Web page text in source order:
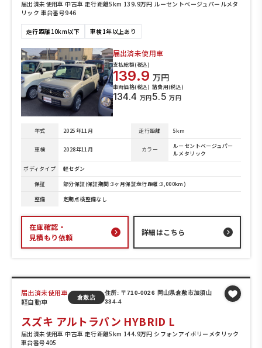
届出済未使用車 中古車 走行距離5km 139.9万円 ルーセントベージュパールメタ
リック 車台番号946
走行距離10km以下 車検1年以上あり
届出済未使用車
支払総額(税込)
139.9 万円
車両価格(税込)
134.4 万円
諸費用(税込)
5.5 万円
年式 2025年11月 走行距離 5km
車検 2028年11月 カラー
ルーセントベージュパー
ルメタリック
ボディタイプ
軽セダン
保証
部分保証(保証期間:3ヶ月保証走行距離:3,000km)
整備
定期点検整備なし
在庫確認・
見積もり依頼
詳細はこちら
届出済未使用車
軽自動車
倉敷店
住所: 〒710-0026 岡山県倉敷市加須山
334-4
スズキ アルトラパン HYBRID L
届出済未使用車 中古車 走行距離5km 144.9万円 シフォンアイボリーメタリック
車台番号405